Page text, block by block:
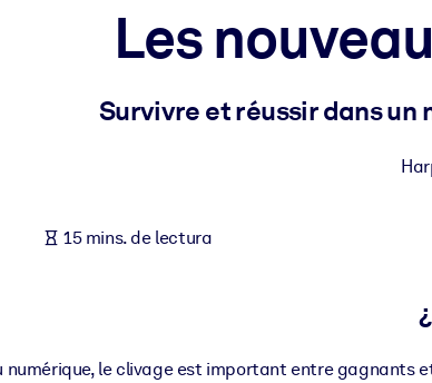
con conocimientos empresariales confiables y
con conocimientos fiables y estructurados para mejorar los
Les
Survivre et réussir dans un
15 mins. de lectura
numérique, le clivage est important entre gagnants